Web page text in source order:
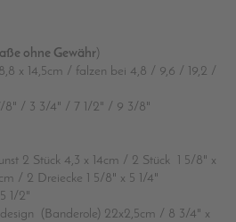
ohne Gewähr)
x 14,5cm / falzen bei 4,8 / 9,6 / 19,2 /
8" / 3 3/4" / 7 1/2" / 9 3/8"
2 Stück 4,3 x 14cm / 2 Stück 1 5/8" x
/ 2 Dreiecke 1 5/8" x 5 1/4"
1/2"
(Banderole) 22x2,5cm / 8 3/4" x